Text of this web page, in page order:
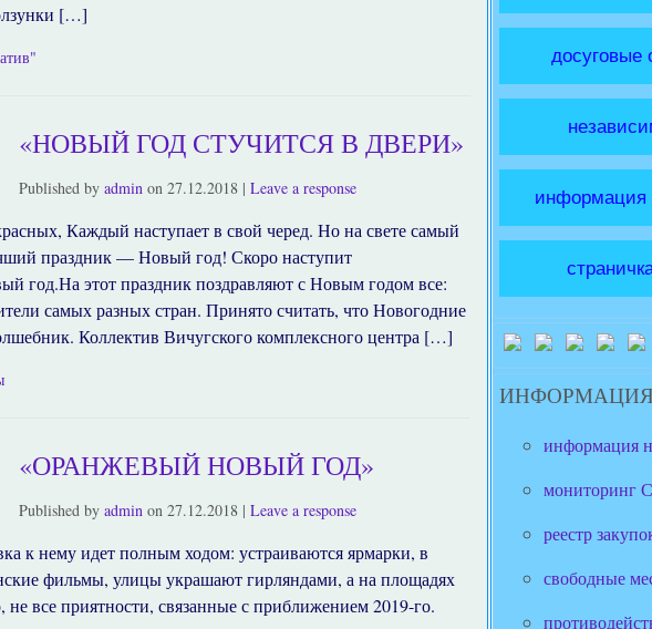
[…]
«НОВЫЙ ГОД СТУЧИТСЯ В ДВЕРИ»
Published by admin on 27.12.2018| Leave a response
Каждый наступает в свой черед. Но на свете самый
праздник — Новый год! Скоро наступит
год.На этот праздник поздравляют с Новым годом все:
самых разных стран. Принято считать, что Новогодние
Коллектив Вичугского комплексного центра […]
«ОРАНЖЕВЫЙ НОВЫЙ ГОД»
Published by admin on 27.12.2018| Leave a response
к нему идет полным ходом: устраиваются ярмарки, в
фильмы, улицы украшают гирляндами, а на площадях
все приятности, связанные с приближением 2019-го.
досуговые
информация
ИНФОРМАЦИЯ
информация
мониторинг
реестр
свободные